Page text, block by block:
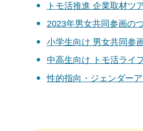
トモ活推進 企業取材ツ
2023年男女共同参画の
小学生向け 男女共同参
中高生向け トモ活ライ
性的指向・ジェンダー